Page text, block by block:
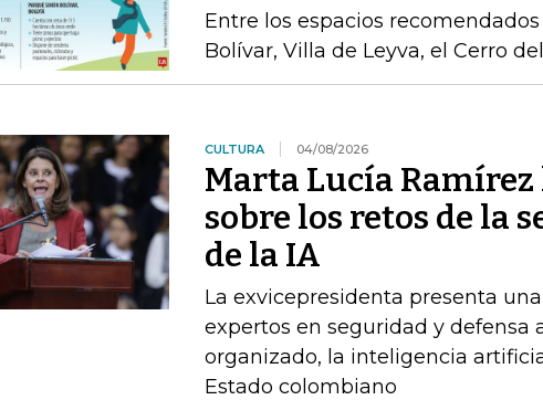
Entre los espacios
Bolívar, Villa de Leyva, el Cerro
CULTURA 04/08/2026
Marta Lucía
sobre los retos de la
de la IA
La exvicepresidenta presenta
expertos en seguridad y
organizado, la inteligencia
Estado colombiano